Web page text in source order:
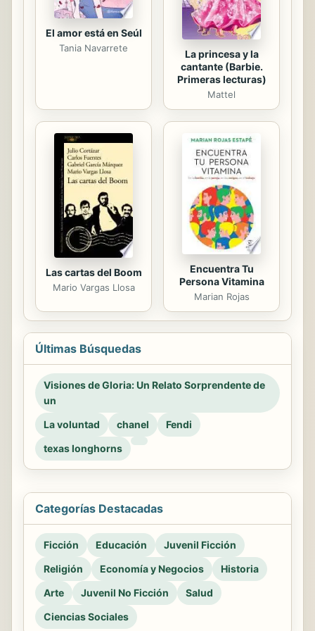
El amor está en Seúl
Tania Navarrete
La princesa y la
cantante (Barbie.
Primeras lecturas)
Mattel
Las cartas del Boom
Mario Vargas Llosa
Encuentra Tu
Persona Vitamina
Marian Rojas
Últimas Búsquedas
Visiones de Gloria: Un Relato Sorprendente de
un
La voluntad
chanel
Fendi
texas longhorns
Categorías Destacadas
Ficción Educación
Juvenil Ficción
Religión
Economía y Negocios
Historia
Arte
Juvenil No Ficción
Salud
Ciencias Sociales